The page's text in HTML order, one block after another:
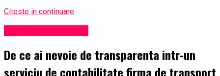
Citeste in continuare
De ce ai nevoie de transparenta intr-un
serviciu de contabilitate firma de transport